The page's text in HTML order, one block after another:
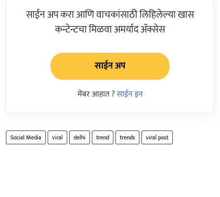
साईन अप करा आणि वाचकांसाठी लिहिलेल्या खास
कन्टेन्टचा मिळवा अमर्याद ॲक्सेस
साईन अप
मेंबर आहात ?साईन इन
Social Media viral delhi trend trends viral post